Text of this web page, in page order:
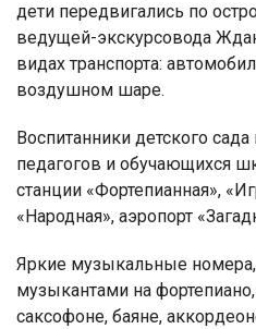
дети передвигались по
ведущей-экскурсовода
видах транспорта:
воздушном шаре.
Воспитанники детского
педагогов и обучающихся
станции «Фортепианная»,
«Народная», аэропорт
Яркие музыкальные
музыкантами на
саксофоне, баяне,